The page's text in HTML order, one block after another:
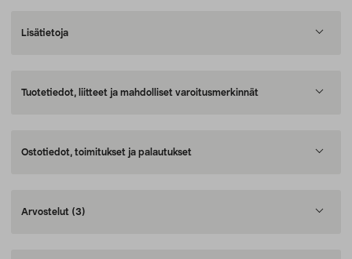
Lisätietoja
Tuotetiedot, liitteet ja mahdolliset varoitusmerkinnät
Ostotiedot, toimitukset ja palautukset
Arvostelut (3)